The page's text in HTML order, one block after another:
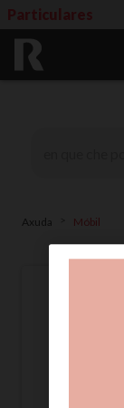
Particulares
Axuda Móbil